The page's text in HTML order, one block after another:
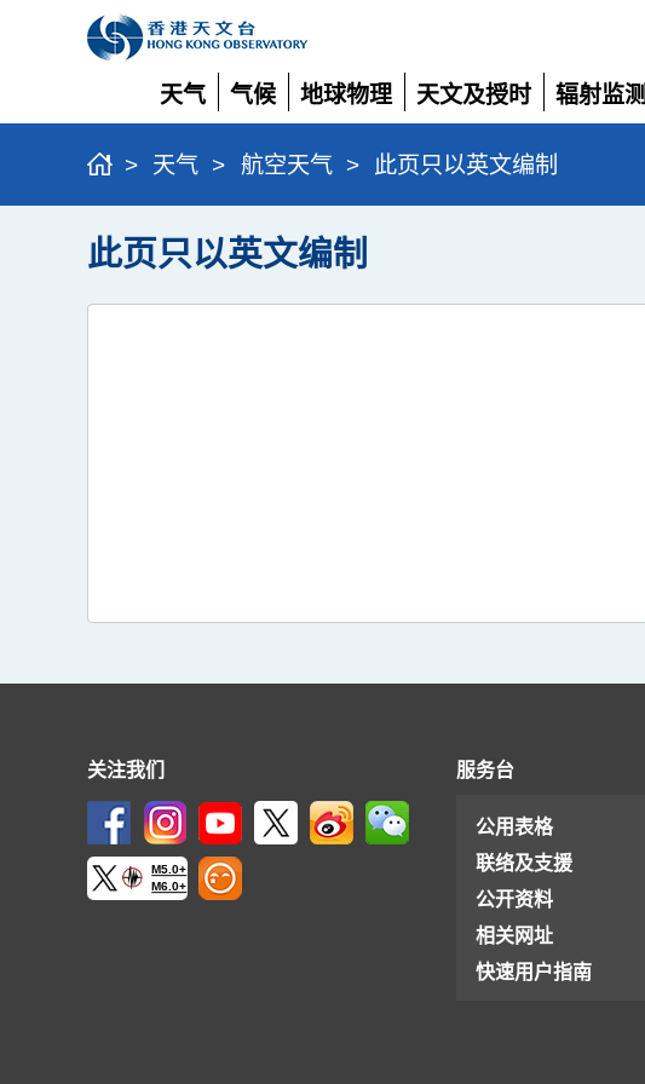
天气
展
开
气候
展
开
地球物理
展
开
天文及授时
展
开
辐射监测
展
开
> 天气 > 航空天气 > 此页只以英文编制
此页只以英文编制
关注我们
M5.0+
M6.0+
服务台
公用表格
联络及支援
公开资料
相关网址
快速用户指南